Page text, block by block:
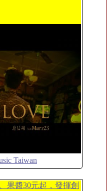
Taiwan
果醬30元起，發揮創